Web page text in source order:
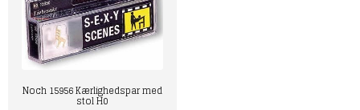
Noch 15956 Kærlighedspar med
stol H0